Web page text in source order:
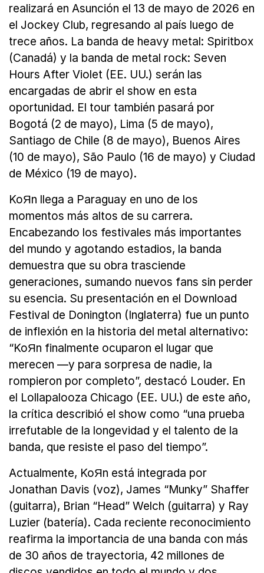
realizará en Asunción el 13 de mayo de 2026 en
el Jockey Club, regresando al país luego de
trece años. La banda de heavy metal: Spiritbox
(Canadá) y la banda de metal rock: Seven
Hours After Violet (EE. UU.) serán las
encargadas de abrir el show en esta
oportunidad. El tour también pasará por
Bogotá (2 de mayo), Lima (5 de mayo),
Santiago de Chile (8 de mayo), Buenos Aires
(10 de mayo), São Paulo (16 de mayo) y Ciudad
de México (19 de mayo).
KoЯn llega a Paraguay en uno de los
momentos más altos de su carrera.
Encabezando los festivales más importantes
del mundo y agotando estadios, la banda
demuestra que su obra trasciende
generaciones, sumando nuevos fans sin perder
su esencia. Su presentación en el Download
Festival de Donington (Inglaterra) fue un punto
de inflexión en la historia del metal alternativo:
“KoЯn finalmente ocuparon el lugar que
merecen —y para sorpresa de nadie, la
rompieron por completo”, destacó Louder. En
el Lollapalooza Chicago (EE. UU.) de este año,
la crítica describió el show como “una prueba
irrefutable de la longevidad y el talento de la
banda, que resiste el paso del tiempo”.
Actualmente, KoЯn está integrada por
Jonathan Davis (voz), James “Munky” Shaffer
(guitarra), Brian “Head” Welch (guitarra) y Ray
Luzier (batería). Cada reciente reconocimiento
reafirma la importancia de una banda con más
de 30 años de trayectoria, 42 millones de